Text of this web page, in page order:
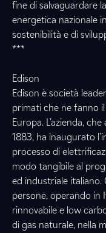
fine di salvaguardare
energetica nazionale
sostenibilità e di
***
Edison
Edison è società
primati che ne fanno
Europa. L’azienda,
1883, ha inaugurato
processo di
modo tangibile al
ed industriale italiano.
persone, operando in
rinnovabile e low
di gas naturale, nella